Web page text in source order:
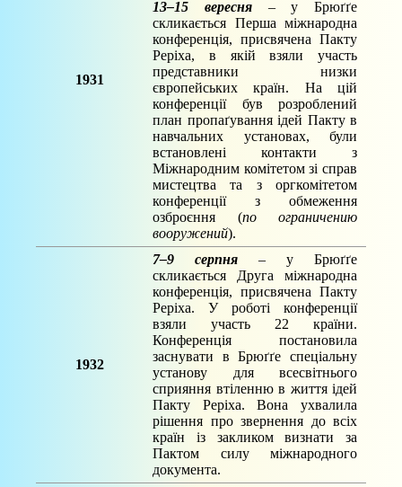
1931
13–15 вересня– у Брюґґе
скликається Перша міжнародна
конференція, присвячена Пакту
Реріха, в якій взяли участь
представники низки
європейських країн. На цій
конференції був розроблений
план пропаґування ідей Пакту в
навчальних установах, були
встановлені контакти з
Міжнародним комітетом зі справ
мистецтва та з оргкомітетом
конференції з обмеження
озброєння (по ограничению
вооружений).
1932
7–9 серпня – у Брюґґе
скликається Друга міжнародна
конференція, присвячена Пакту
Реріха. У роботі конференції
взяли участь 22 країни.
Конференція постановила
заснувати в Брюґґе спеціальну
установу для всесвітнього
сприяння втіленню в життя ідей
Пакту Реріха. Вона ухвалила
рішення про звернення до всіх
країн із закликом визнати за
Пактом силу міжнародного
документа.